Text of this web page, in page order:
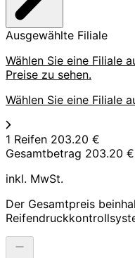
Ausgewählte Filiale
Wählen Sie eine Filiale
Preise zu sehen.
Wählen Sie eine Filiale
1 Reifen 203.20 €
Gesamtbetrag 203.20 €
inkl. MwSt.
Der Gesamtpreis